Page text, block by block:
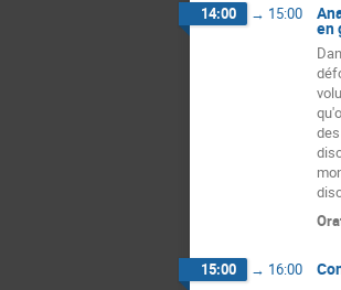
14:00 → 15:00
en
15:00 → 16:00